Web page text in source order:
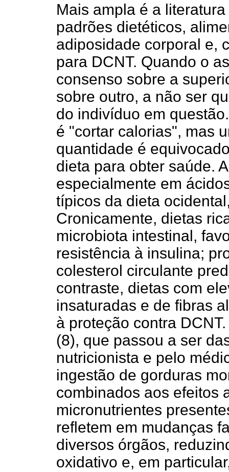
Mais ampla é a
padrões dietéticos,
adiposidade corporal e,
para DCNT. Quando o
consenso sobre a
sobre outro, a não ser
do indivíduo em
é "cortar calorias", mas
quantidade é
dieta para obter saúde.
especialmente em
típicos da dieta
Cronicamente, dietas
microbiota intestinal,
resistência à insulina;
colesterol circulante
contraste, dietas com
insaturadas e de fibras
à proteção contra
(8), que passou a ser
nutricionista e pelo
ingestão de gorduras
combinados aos efeitos
micronutrientes
refletem em mudanças
diversos órgãos,
oxidativo e, em